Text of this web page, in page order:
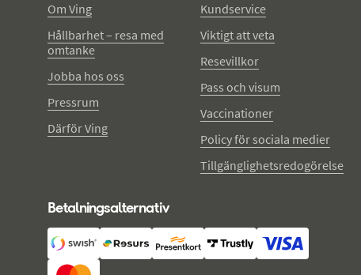
Om Ving
Hållbarhet – resa med
omtanke
Jobba hos oss
Pressrum
Därför Ving
Kundservice
Viktigt att veta
Resevillkor
Pass och visum
Vaccinationer
Policy för sociala medier
Tillgänglighetsredogörelse
Betalningsalternativ